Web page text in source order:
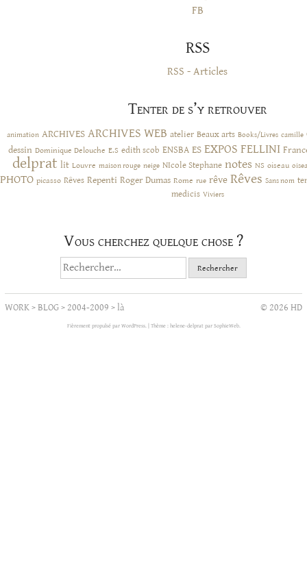
FB
RSS
RSS - Articles
Tenter de s’y retrouver
animation ARCHIVES ARCHIVES WEB atelier Beaux arts Books/Livres camille
dessin Dominique Delouche E.S edith scob ENSBA ES EXPOS FELLINI
delprat lit Louvre maison rouge neige NIcole Stephane notes NS oiseau
PHOTO picasso Rêves Repenti Roger Dumas Rome rue rêve Rêves Sans nom
medicis Viviers
Vous cherchez quelque chose ?
Rechercher :
WORK>BLOG> 2004-2009 >là © 2026 HD
Fièrement propulsé par WordPress. Thème : helene-delprat par SophieWeb.